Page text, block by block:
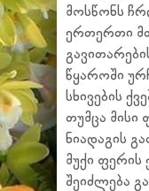
მოსწონს
ერთერთი
წყაროში
სხივების
თუმცა მისი
ნიადაგის
მუქი
შეიძლება